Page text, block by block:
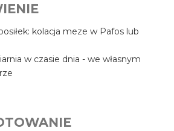
kolacja meze w Pafos lub
w czasie dnia - we własnym